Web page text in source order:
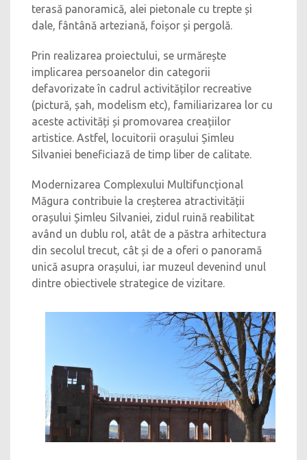
terasă panoramică, alei pietonale cu trepte și
dale, fântână arteziană, foișor și pergolă.
Prin realizarea proiectului, se urmărește
implicarea persoanelor din categorii
defavorizate în cadrul activităților recreative
(pictură, șah, modelism etc), familiarizarea lor cu
aceste activități și promovarea creațiilor
artistice. Astfel, locuitorii orașului Șimleu
Silvaniei beneficiază de timp liber de calitate.
Modernizarea Complexului Multifuncțional
Măgura contribuie la creșterea atractivității
orașului Șimleu Silvaniei, zidul ruină reabilitat
având un dublu rol, atât de a păstra arhitectura
din secolul trecut, cât și de a oferi o panoramă
unică asupra orașului, iar muzeul devenind unul
dintre obiectivele strategice de vizitare.